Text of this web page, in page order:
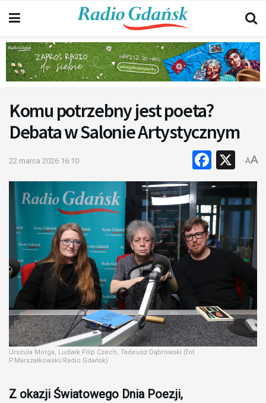
Komu potrzebny jest poeta?
Debata w Salonie Artystycznym
22 marca 2026 16:10 X
AA
Urszula Morga, Ludwik Filip Czech, Tadeusz Dąbrowski (fot.
P.Marszałkowski/Radio Gdańsk)
Z okazji Światowego Dnia Poezji,